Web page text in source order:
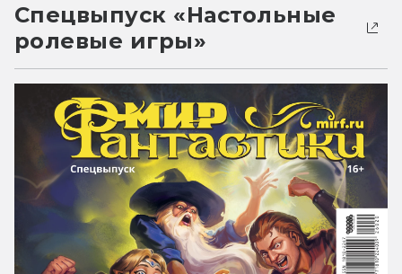
Спецвыпуск «Настольные
ролевые игры»